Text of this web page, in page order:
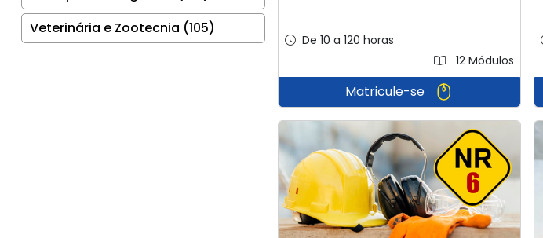
Veterinária e Zootecnia (105)
De 10 a 120 horas
12 Módulos
Matricule-se